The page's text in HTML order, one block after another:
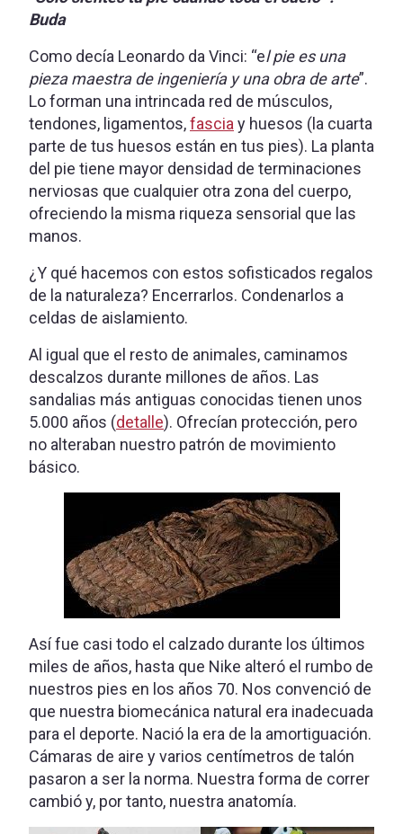
Buda
Como decía Leonardo da Vinci: “el pie es una
pieza maestra de ingeniería y una obra de arte”.
Lo forman una intrincada red de músculos,
tendones, ligamentos,fasciay huesos (la cuarta
parte de tus huesos están en tus pies). La planta
del pie tiene mayor densidad de terminaciones
nerviosas que cualquier otra zona del cuerpo,
ofreciendo la misma riqueza sensorial que las
manos.
¿Y qué hacemos con estos sofisticados regalos
de la naturaleza? Encerrarlos. Condenarlos a
celdas de aislamiento.
Al igual que el resto de animales, caminamos
descalzos durante millones de años. Las
sandalias más antiguas conocidas tienen unos
5.000 años (detalle). Ofrecían protección, pero
no alteraban nuestro patrón de movimiento
básico.
Así fue casi todo el calzado durante los últimos
miles de años, hasta que Nike alteró el rumbo de
nuestros pies en los años 70. Nos convenció de
que nuestra biomecánica natural era inadecuada
para el deporte. Nació la era de la amortiguación.
Cámaras de aire y varios centímetros de talón
pasaron a ser la norma. Nuestra forma de correr
cambió y, por tanto, nuestra anatomía.